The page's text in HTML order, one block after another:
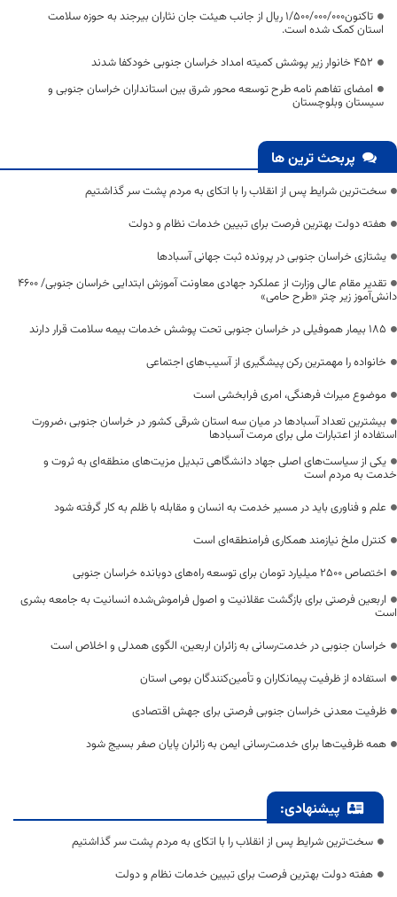
تاکنون۱/۵۰۰/۰۰۰/۰۰۰ ریال از جانب هیئت جان نثاران بیرجند به حوزه سلامت
استان کمک شده است.
۴۵۲ خانوار زیر پوشش کمیته امداد خراسان جنوبی خودکفا شدند
امضای تفاهم نامه طرح توسعه محور شرق بین استانداران خراسان جنوبی و
سیستان وبلوچستان
پربحث ترین ها
سخت‌ترین شرایط پس از انقلاب را با اتکای به مردم پشت سر گذاشتیم
هفته دولت بهترین فرصت برای تبیین خدمات نظام و دولت
یشتازی خراسان جنوبی در پرونده ثبت جهانی آسبادها
تقدیر مقام عالی وزارت از عملکرد جهادی معاونت آموزش ابتدایی خراسان جنوبی/ ۴۶۰۰
دانش‌آموز زیر چتر «طرح حامی»
۱۸۵ بیمار هموفیلی در خراسان جنوبی تحت پوشش خدمات بیمه سلامت قرار دارند
خانواده را مهمترین رکن پیشگیری از آسیب‌های اجتماعی
موضوع میراث فرهنگی، امری فرابخشی است
بیشترین تعداد آسبادها در میان سه استان شرقی کشور در خراسان جنوبی ،ضرورت
استفاده از اعتبارات ملی برای مرمت آسبادها
یکی از سیاست‌های اصلی جهاد دانشگاهی تبدیل مزیت‌های منطقه‌ای به ثروت و
خدمت به مردم است
علم و فناوری باید در مسیر خدمت به انسان و مقابله با ظلم به کار گرفته شود
کنترل ملخ نیازمند همکاری فرامنطقه‌ای است
اختصاص 2500 میلیارد تومان برای توسعه راه‌های دوبانده خراسان جنوبی
اربعین فرصتی برای بازگشت عقلانیت و اصول فراموش‌شده انسانیت به جامعه بشری
است
خراسان جنوبی در خدمت‌رسانی به زائران اربعین، الگوی همدلی و اخلاص است
استفاده از ظرفیت پیمانکاران و تأمین‌کنندگان بومی استان
ظرفیت معدنی خراسان جنوبی فرصتی برای جهش اقتصادی
همه ظرفیت‌ها برای خدمت‌رسانی ایمن به زائران پایان صفر بسیج شود
پیشنهادی:
سخت‌ترین شرایط پس از انقلاب را با اتکای به مردم پشت سر گذاشتیم
هفته دولت بهترین فرصت برای تبیین خدمات نظام و دولت